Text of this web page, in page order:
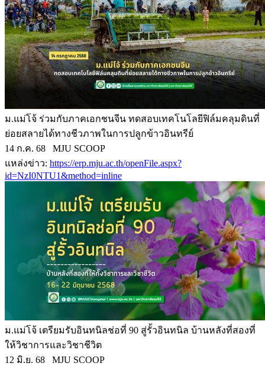
ม.แม่โจ้ ร่วมกับภาคเอกชนจีน ทดสอบเทคโนโลยีฟิล์มคลุมดินที่
ย่อยสลายได้ทางชีวภาพในการปลูกข้าวอินทรีย์
14 ก.ค. 68 MJU SCOOP
แหล่งข่าว: https://erp.mju.ac.th/openFile.aspx?
id=NzI0NTU1&method=inline
ม.แม่โจ้ เตรียมรับอินทนิลช่อที่ 90 สู่รั้วอินทนิล บ้านหลังที่สองที่
ให้วิชาการและวิชาชีวิต
12 มิ.ย. 68 MJU SCOOP